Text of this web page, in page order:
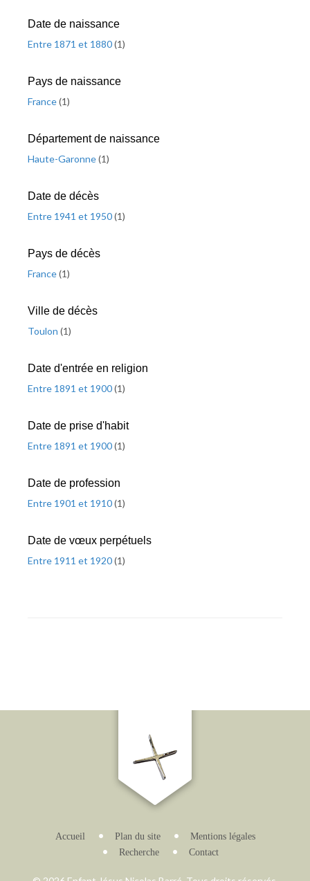
Date de naissance
Entre 1871 et 1880(1)
Pays de naissance
France(1)
Département de naissance
Haute-Garonne(1)
Date de décès
Entre 1941 et 1950(1)
Pays de décès
France(1)
Ville de décès
Toulon (1)
Date d'entrée en religion
Entre 1891 et 1900(1)
Date de prise d'habit
Entre 1891 et 1900(1)
Date de profession
Entre 1901 et 1910(1)
Date de vœux perpétuels
Entre 1911 et 1920(1)
Accueil Plan du site
Mentions légales
Recherche
Contact